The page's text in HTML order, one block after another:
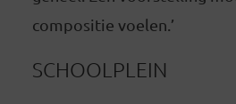
compositie voelen.’
SCHOOLPLEIN